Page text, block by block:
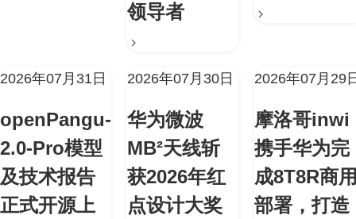
领导者
2026年07月31日
openPangu-
2.0-Pro模型
及技术报告
正式开源上
2026年07月30日
华为微波
MB²天线斩
获2026年红
点设计大奖
2026年07月29
摩洛哥inwi
携手华为完
成8T8R商
部署，打造